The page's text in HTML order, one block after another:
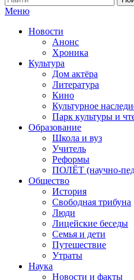
Меню
Новости
Анонс
Хроника
Культура
Дом актёра
Литература
Кино
Культурное
Парк культуры и
Образование
Школа и вуз
Учитель
Реформы
ПОЛЁТ (научно-
Общество
История
Свободная трибуна
Люди
Лицейские беседы
Семья и дети
Путешествие
Утраты
Наука
Новости и факты